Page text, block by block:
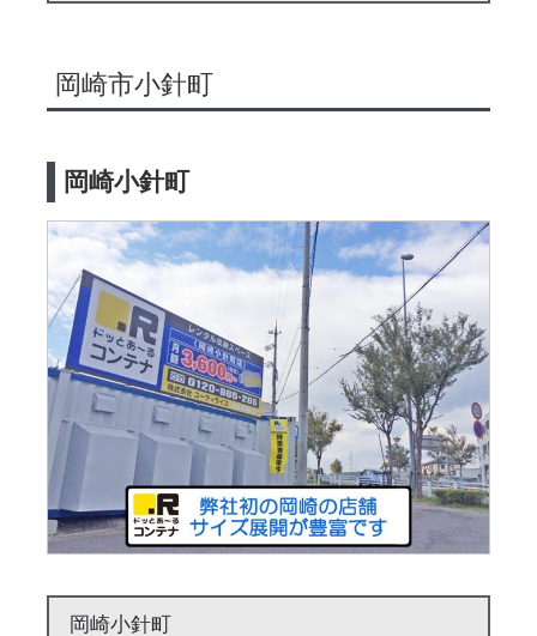
岡崎市小針町
岡崎小針町
岡崎小針町